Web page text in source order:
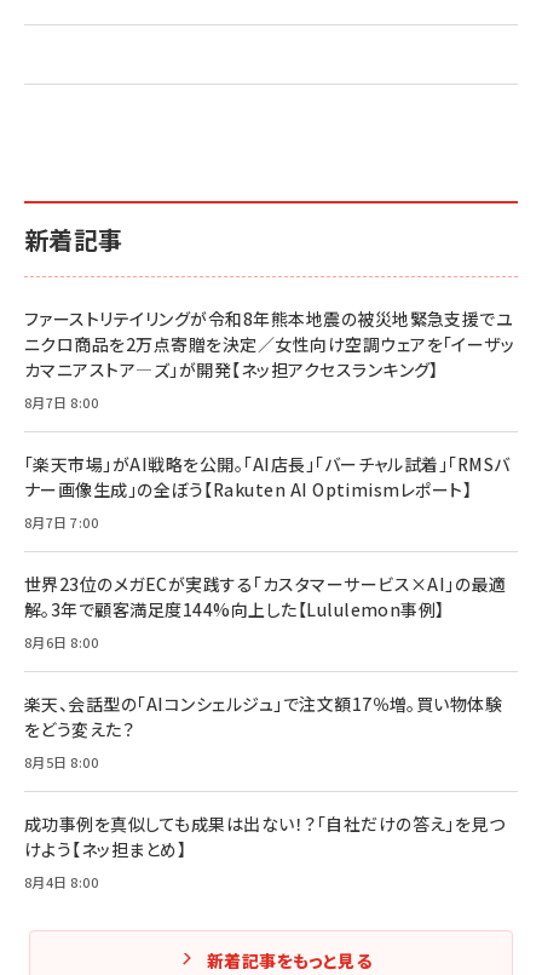
新着記事
ファーストリテイリングが令和8年熊本地震の被災地緊急支援でユ
ニクロ商品を2万点寄贈を決定／女性向け空調ウェアを「イーザッ
カマニアストア―ズ」が開発【ネッ担アクセスランキング】
8月7日 8:00
「楽天市場」がAI戦略を公開。「AI店長」「バーチャル試着」「RMSバ
ナー画像生成」の全ぼう【Rakuten AI Optimismレポート】
8月7日 7:00
世界23位のメガECが実践する「カスタマーサービス×AI」の最適
解。3年で顧客満足度144%向上した【Lululemon事例】
8月6日 8:00
楽天、会話型の「AIコンシェルジュ」で注文額17％増。買い物体験
をどう変えた？
8月5日 8:00
成功事例を真似しても成果は出ない！？「自社だけの答え」を見つ
けよう【ネッ担まとめ】
8月4日 8:00
新着記事をもっと見る